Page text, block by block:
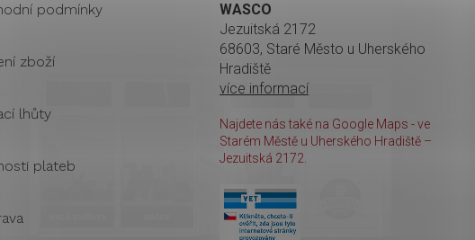
podmínky
zboží
lhůty
plateb
WASCO
Jezuitská 2172
68603, Staré Město u Uherského
Hradiště
více informací
Najdete nás také na Google Maps - ve
Starém Městě u Uherského Hradiště –
Jezuitská 2172.